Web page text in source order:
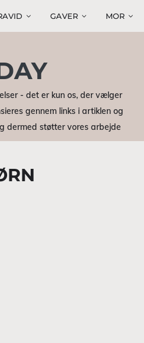
GAVER MOR
- det er kun os, der vælger
gennem links i artiklen og
dermed støtter vores arbejde